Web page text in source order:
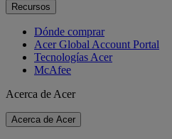
Recursos
Dónde comprar
Acer Global Account Portal
Tecnologías Acer
McAfee
Acerca de Acer
Acerca de Acer